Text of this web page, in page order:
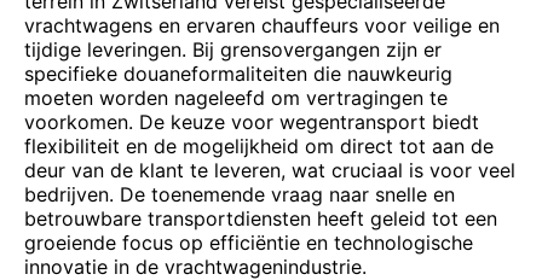
vrachtwagens en ervaren chauffeurs voor veilige en
tijdige leveringen. Bij grensovergangen zijn er
specifieke douaneformaliteiten die nauwkeurig
moeten worden nageleefd om vertragingen te
voorkomen. De keuze voor wegentransport biedt
flexibiliteit en de mogelijkheid om direct tot aan de
deur van de klant te leveren, wat cruciaal is voor veel
bedrijven. De toenemende vraag naar snelle en
betrouwbare transportdiensten heeft geleid tot een
groeiende focus op efficiëntie en technologische
innovatie in de vrachtwagenindustrie.